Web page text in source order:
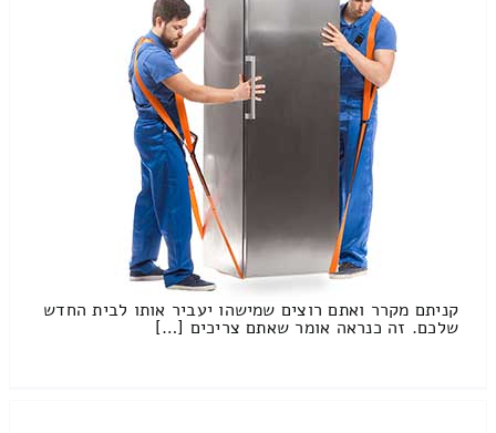
קניתם מקרר ואתם רוצים שמישהו יעביר אותו לבית החדש
שלכם. זה כנראה אומר שאתם צריכים […]